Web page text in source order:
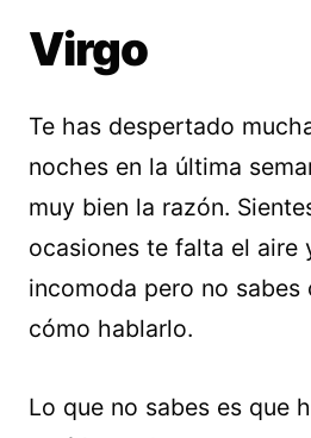
Virgo
Te has despertado
noches en la última
muy bien la razón.
ocasiones te falta el aire
incomoda pero no sabes
cómo hablarlo.
Lo que no sabes es que